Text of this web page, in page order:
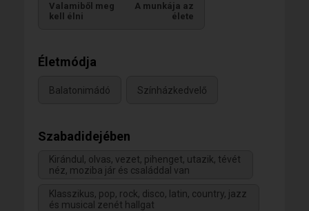
Valamiből meg
kell élni
A munkája az
élete
Életmódja
Balatonimádó Színházkedvelő
Szabadidejében
Kirándul, olvas, vezet, pihenget, utazik, tévét
néz, moziba jár és családdal van
Klasszikus, pop, rock, disco, latin, country, jazz
és musical zenét hallgat